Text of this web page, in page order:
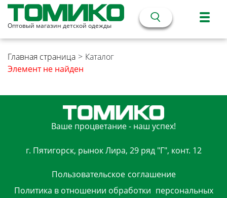
Оптовый магазин детской одежды
Главная страница > Каталог
Элемент не найден
Ваше процветание - наш успех!
г. Пятигорск, рынок Лира, 29 ряд "Г", конт. 12
Пользовательское соглашение
Политика в отношении обработки персональных